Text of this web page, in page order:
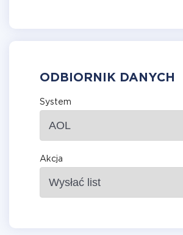
ODBIORNIK DANYCH
System
Akcja